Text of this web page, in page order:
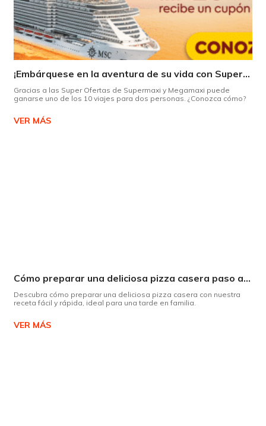
¡Embárquese en la aventura de su vida con Supermaxi!
Gracias a las Super Ofertas de Supermaxi y Megamaxi puede
ganarse uno de los 10 viajes para dos personas. ¿Conozca cómo?
VER MÁS
Cómo preparar una deliciosa pizza casera paso a paso
Descubra cómo preparar una deliciosa pizza casera con nuestra
receta fácil y rápida, ideal para una tarde en familia.
VER MÁS